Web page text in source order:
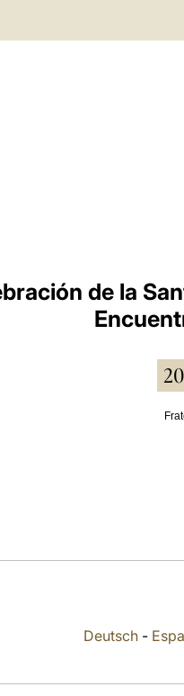
de la
Deutsch -